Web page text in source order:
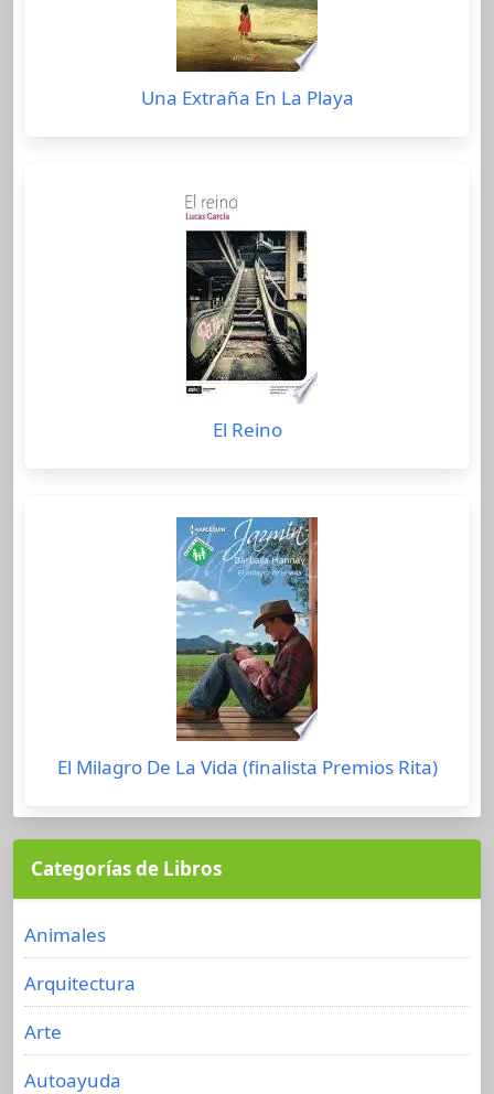
Una Extraña En La Playa
El Reino
El Milagro De La Vida (finalista Premios Rita)
Categorías de Libros
Animales
Arquitectura
Arte
Autoayuda